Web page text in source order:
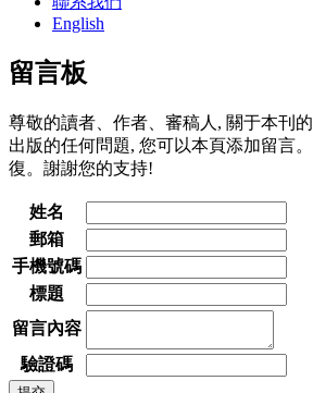
English
留言板
尊敬的讀者、作者、審稿人, 關于本刊
出版的任何問題, 您可以本頁添加留言
復。謝謝您的支持!
姓名
郵箱
手機號碼
標題
留言內容
驗證碼